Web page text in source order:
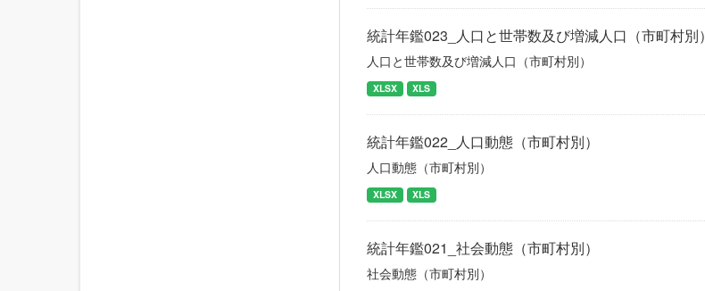
統計年鑑023_人口と世帯数及び増減人口（市町村別）
人口と世帯数及び増減人口（市町村別）
XLSX XLS
統計年鑑022_人口動態（市町村別）
人口動態（市町村別）
XLSX XLS
統計年鑑021_社会動態（市町村別）
社会動態（市町村別）